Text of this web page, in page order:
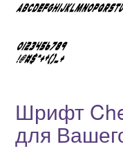
Шрифт
для